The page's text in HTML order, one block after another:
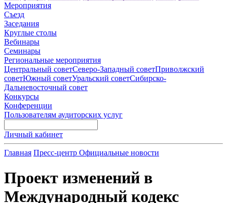
Мероприятия
Съезд
Заседания
Круглые столы
Вебинары
Семинары
Региональные мероприятия
Центральный советСеверо-Западный советПриволжский
советЮжный советУральский советСибирско-
Дальневосточный совет
Конкурсы
Конференции
Пользователям аудиторских услуг
Личный кабинет
Главная Пресс-центр Официальные новости
Проект изменений в
Международный кодекс